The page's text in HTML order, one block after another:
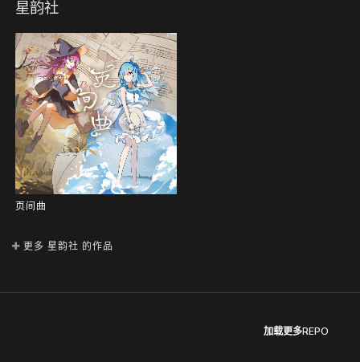
星韵社
页间曲
更多 星韵社 的作品
加载更多REPO